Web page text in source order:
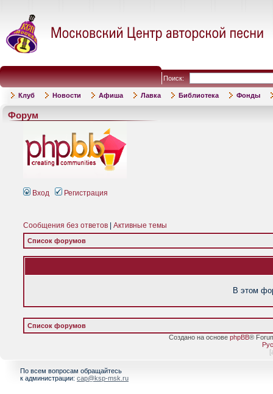
Поиск:
Клуб Новости Афиша Лавка Библиотека Фонды
Форум
Вход Регистрация
Сообщения без ответов Активные темы
Список форумов
В этом
Список форумов
Создано на основе phpBB®
[
По всем вопросам обращайтесь
к администрации: cap@ksp-msk.ru